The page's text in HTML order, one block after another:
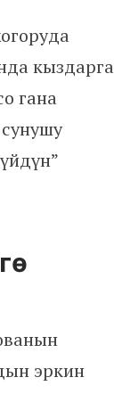
кыздарга
гана
эркин